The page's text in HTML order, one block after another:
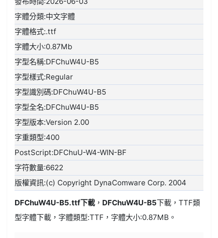
字體分類:中文字體
字體格式:.ttf
字體大小:0.87Mb
字型名稱:DFChuW4U-B5
字型樣式:Regular
字型識別碼:DFChuW4U-B5
字型全名:DFChuW4U-B5
字型版本:Version 2.00
字重類型:400
PostScript:DFChuU-W4-WIN-BF
字符數量:6622
版權資訊:(c) Copyright DynaComware Corp. 2004
DFChuW4U-B5.ttf下載， DFChuW4U-B5下載，TTF類
型字體下載，字體類型:TTF ，字體大小:0.87MB。